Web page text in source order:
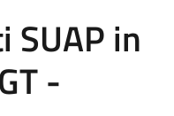
SUAP in
-